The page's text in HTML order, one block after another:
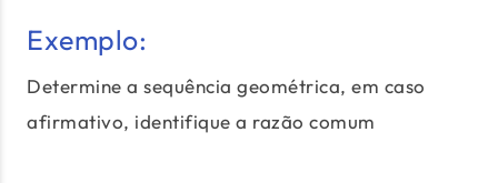
Exemplo:
Determine a sequência geométrica, em caso
afirmativo, identifique a razão comum